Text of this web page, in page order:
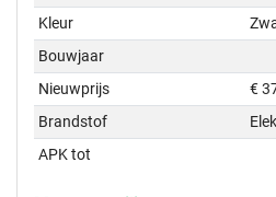
Kleur
Bouwjaar
Nieuwprijs
€
Brandstof
APK tot